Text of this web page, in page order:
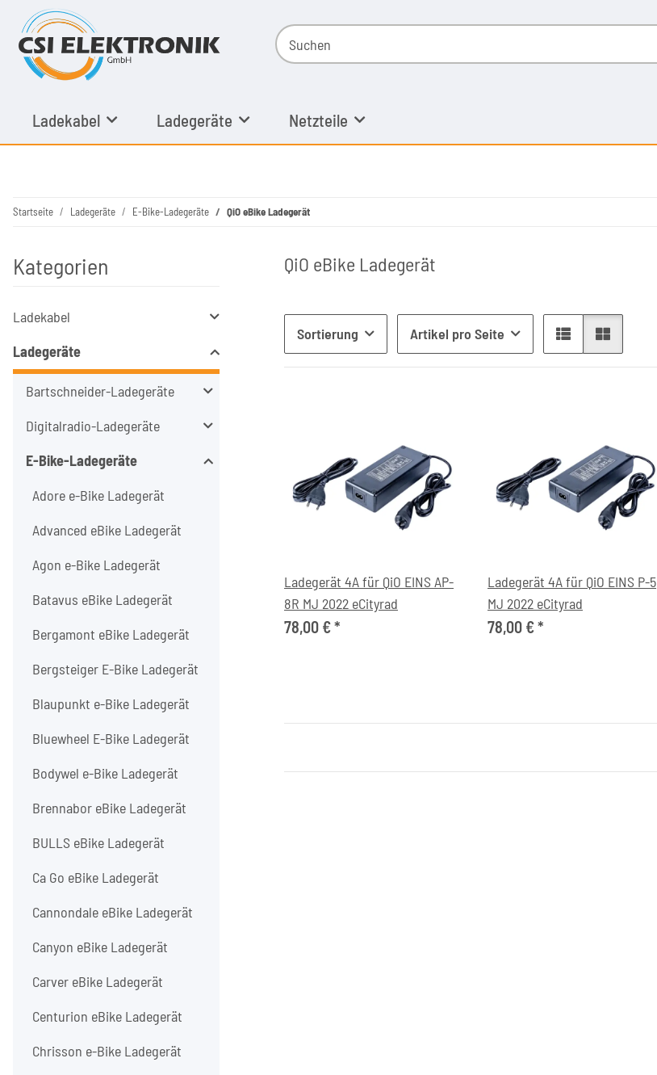
Ladekabel Ladegeräte Netzteile
Startseite Ladegeräte E-Bike-Ladegeräte QiO eBike Ladegerät
QiO eBike Ladegerät
Sortierung Artikel pro Seite
Ladegerät 4A für QiO EINS AP-
8R MJ 2022 eCityrad
78,00 €*
Ladegerät 4A für QiO EINS P-5
MJ 2022 eCityrad
78,00 €*
Kategorien
Ladekabel
Ladegeräte
Bartschneider-Ladegeräte
Digitalradio-Ladegeräte
E-Bike-Ladegeräte
Adore e-Bike Ladegerät
Advanced eBike Ladegerät
Agon e-Bike Ladegerät
Batavus eBike Ladegerät
Bergamont eBike Ladegerät
Bergsteiger E-Bike Ladegerät
Blaupunkt e-Bike Ladegerät
Bluewheel E-Bike Ladegerät
Bodywel e-Bike Ladegerät
Brennabor eBike Ladegerät
BULLS eBike Ladegerät
Ca Go eBike Ladegerät
Cannondale eBike Ladegerät
Canyon eBike Ladegerät
Carver eBike Ladegerät
Centurion eBike Ladegerät
Chrisson e-Bike Ladegerät